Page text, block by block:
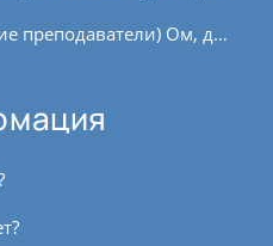
Ом, Андрей) Ом, дорогие преподаватели) Ом, дорогие участники) Это мой третий подход (два очных), было намерение пройти курс по Гоенко, но волею кармы проходила курс (как и...